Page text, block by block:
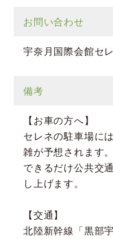
お問い合わせ
宇奈月国際会館
備考
【お車の方へ】
セレネの駐車場に
雑が予想されます。
できるだけ公共交
し上げます。
【交通】
北陸新幹線「黒部